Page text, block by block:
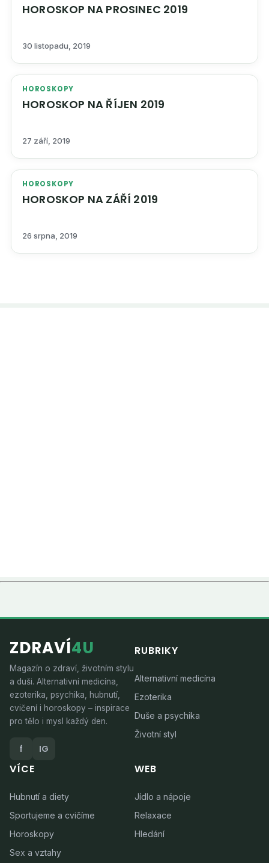
HOROSKOP NA PROSINEC 2019
30 listopadu, 2019
HOROSKOPY
HOROSKOP NA ŘÍJEN 2019
27 září, 2019
HOROSKOPY
HOROSKOP NA ZÁŘÍ 2019
26 srpna, 2019
ZDRAVÍ4U
Magazín o zdraví, životním stylu
a duši. Alternativní medicína,
ezoterika, psychika, hubnutí,
cvičení i horoskopy – inspirace
pro tělo i mysl každý den.
f IG
RUBRIKY
Alternativní medicína
Ezoterika
Duše a psychika
Životní styl
VÍCE
Hubnutí a diety
Sportujeme a cvičíme
Horoskopy
Sex a vztahy
WEB
Jídlo a nápoje
Relaxace
Hledání